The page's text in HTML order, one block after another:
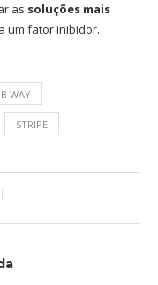
as soluções mais
um fator inibidor.
WAY
STRIPE